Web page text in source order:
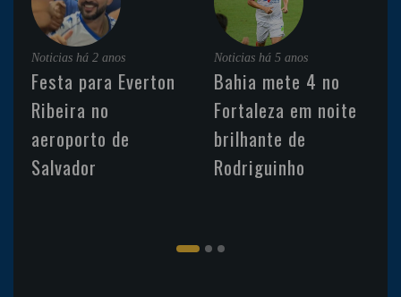
Noticias há 2 anos
Festa para Everton
Ribeira no
aeroporto de
Salvador
Noticias há 5 anos
Bahia mete 4 no
Fortaleza em noite
brilhante de
Rodriguinho